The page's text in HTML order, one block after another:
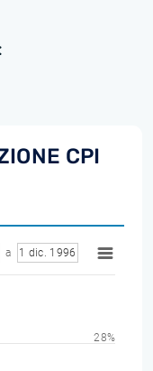
CPI
a 1 dic. 1996
28%